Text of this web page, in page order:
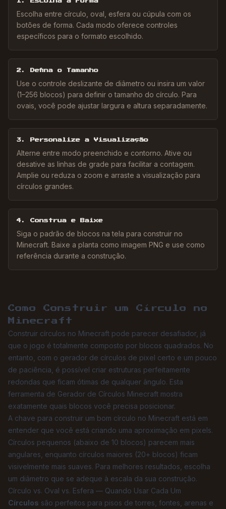
Escolha entre círculo, oval, esfera ou cúpula com os
botões de forma. Cada modo oferece controles
específicos para o formato escolhido.
2. Defina o Tamanho
Use o controle deslizante de diâmetro ou insira um valor
(1–256 blocos) para definir o tamanho do círculo. Para
ovais, você pode ajustar largura e altura separadamente.
3. Personalize a Visualização
Alterne entre modo preenchido e contorno. Ative ou
desative as linhas de grade para facilitar a contagem.
Amplie ou reduza o zoom e arraste a visualização para
círculos grandes.
4. Construa e Baixe
Siga o padrão de blocos na tela para construir no
Minecraft. Baixe a planta como imagem PNG e use como
referência durante a construção.
Como Construir um Círculo no
Minecraft
Construir círculos no Minecraft pode parecer desafiador, já
que o jogo é totalmente composto por blocos quadrados. No
entanto, com o gerador de círculos de pixel certo e um pouco
de paciência, é possível criar estruturas perfeitamente
redondas que ficam ótimas de qualquer ângulo. Esta
ferramenta de Gerador de Círculos Minecraft mostra
exatamente quais blocos você precisa posicionar.
A chave para construir um bom círculo no Minecraft está em
entender que você está criando uma aproximação em pixels.
Círculos pequenos (abaixo de 10 blocos) parecem mais
angulares, enquanto círculos maiores (20+ blocos) ficam
visivelmente mais suaves. Para melhores resultados, escolha
um diâmetro que se adeque à escala da sua construção.
Círculo vs. Oval vs. Esfera — Quando Usar Cada Um
Círculos são perfeitos para pisos de torres, fontes, arenas e